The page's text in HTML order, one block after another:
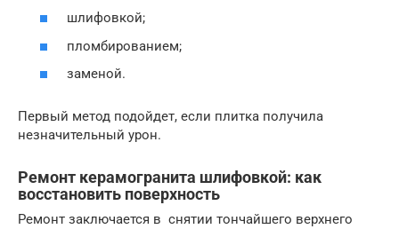
шлифовкой;
пломбированием;
заменой.
Первый метод подойдет, если плитка получила
незначительный урон.
Ремонт керамогранита шлифовкой: как
восстановить поверхность
Ремонт заключается в снятии тончайшего верхнего